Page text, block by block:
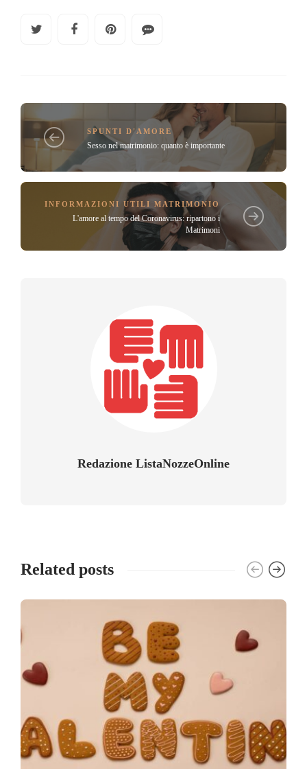
SPUNTI D'AMORE
Sesso nel matrimonio: quanto è importante
INFORMAZIONI UTILI MATRIMONIO
L'amore al tempo del Coronavirus: ripartono i
Matrimoni
Redazione ListaNozzeOnline
Related posts